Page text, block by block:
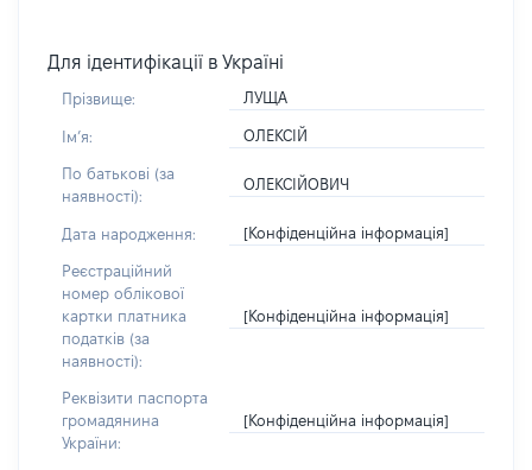
Для ідентифікації в Україні
Прізвище: ЛУЩА
Імʼя: ОЛЕКСІЙ
По батькові (за
наявності):
ОЛЕКСІЙОВИЧ
Дата народження: [Конфіденційна інформація]
Реєстраційний
номер облікової
картки платника
податків (за
наявності):
[Конфіденційна інформація]
Реквізити паспорта
громадянина
України:
[Конфіденційна інформація]